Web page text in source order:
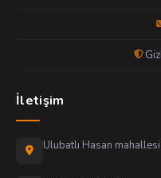
İletişim
Ulubatlı Hasan